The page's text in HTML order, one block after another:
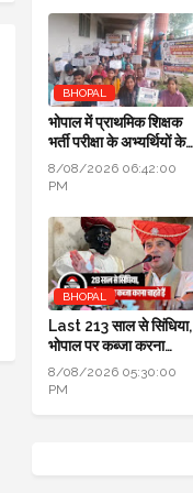
BHOPAL
भोपाल में प्राथमिक शिक्षक
भर्ती परीक्षा के अभ्यर्थियों के
प्रदर्शन का दूसरा दिन
8/08/2026 06:42:00
PM
BHOPAL
Last 213 साल से सिंधिया,
भोपाल पर कब्जा करना
चाहते हैं लेकिन सफल नहीं हो
पाए
8/08/2026 05:30:00
PM